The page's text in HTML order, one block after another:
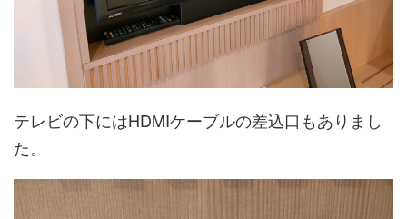
テレビの下にはHDMIケーブルの差込口もありまし
た。